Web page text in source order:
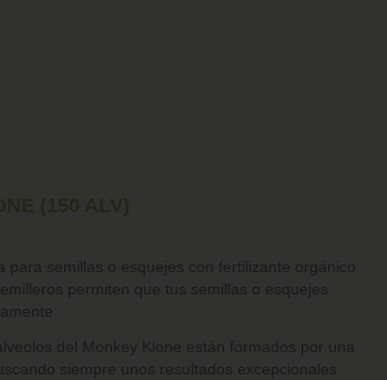
(150 ALV)
para semillas o esquejes con fertilizante orgánico
permiten que tus semillas o esquejes
del Monkey Klone están formados por una
siempre unos resultados excepcionales